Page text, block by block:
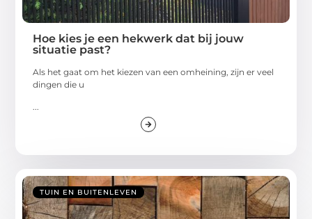
Hoe kies je een hekwerk dat bij jouw
situatie past?
Als het gaat om het kiezen van een omheining, zijn er veel
dingen die u
...
TUIN EN BUITENLEVEN